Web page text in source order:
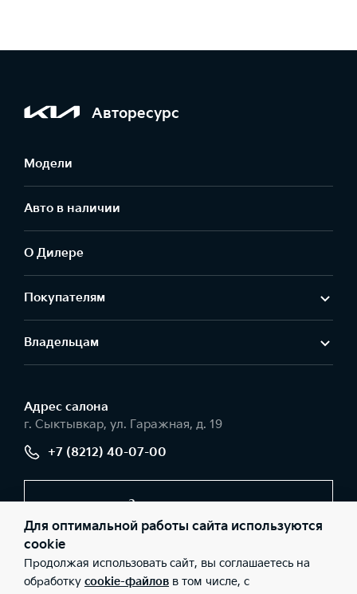
Авторесурс
Модели
Авто в наличии
О Дилере
Покупателям
Владельцам
Адрес салонa
г. Сыктывкар, ул. Гаражная, д. 19
+7 (8212) 40-07-00
Заказать звонок
© 2026 Юридические лица ООО «Авторесурс моторс»
(Фактический адрес: г. Сыктывкар, ул. Гаражная, д. 19; Телефон:
+7 (8212) 40-07-00; ИНН: 1101096251; ОГРН: 1121101010832), ООО
Для оптимальной работы сайта используются
cookie
Продолжая использовать сайт, вы соглашаетесь на
обработку cookie-файлов в том числе, с